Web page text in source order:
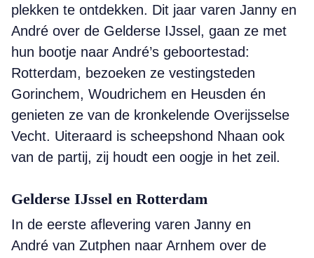
plekken te ontdekken. Dit jaar varen Janny en
André over de Gelderse IJssel, gaan ze met
hun bootje naar André’s geboortestad:
Rotterdam, bezoeken ze vestingsteden
Gorinchem, Woudrichem en Heusden én
genieten ze van de kronkelende Overijsselse
Vecht. Uiteraard is scheepshond Nhaan ook
van de partij, zij houdt een oogje in het zeil.
Gelderse IJssel en Rotterdam
In de eerste aflevering varen Janny en
André van Zutphen naar Arnhem over de